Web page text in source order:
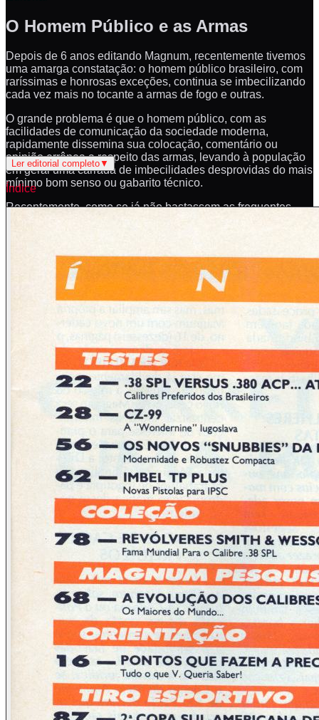
O Homem Público e as Armas
Depois de 6 anos editando Magnum, recentemente tivemos
uma amarga constatação: o homem público brasileiro, com
raríssimas e honrosas exceções, continua se imbecilizando
cada vez mais no tocante a armas de fogo e outras.
O grande problema é que o homem público, com as
facilidades de comunicação da sociedade moderna,
rapidamente dissemina sua colocação, comentário ou
opinião errônea a respeito das armas, levando à população
em geral uma carrada de imbecilidades desprovidas do mais
mínimo bom senso ou gabarito técnico.
Recentemente, como se já não bastassem as frequentes
de conceitos totalmente espúrios, também uma onda de
bestial sensacionalismo assaltou a televisão brasileira.
Estes homens públicos, políticos, jornalistas, apresentadores
de TV, autoridades, etc., de nosso país não podem ficar
impunes com relação aos comentários imbecilóides e teses
absurdas que tentam impingir à sociedade. Pela absoluta
falta de gabarito com que fazem seus comentários, sem a
mínima base técnica, e por sua postura que não admite
opiniões contrárias, aqueles que têm alguma luz de
inteligência já poderão entrever o grande tipo de enroladores
que devem ser em sua real profissão. Sem dúvida, e nisto
são mesmo mestres, manejam muito bem a fluência verbal, a
gesticulação televisiva e sempre apresentam pseudo-
argumentos a favor de suas ideias doentias. Mas somente os
totalmente desavisados caem nessas infantis artimanhas.
Hoje em dia é necessário mais, pois as pessoas já não são
tão puras e influenciáveis como eles imaginam.
Em todo caso, a título de maiores esclarecimentos, aqui vão
algumas contraposições às mais recentes imbecilidades dos
homens públicos do Brasil no tocante a armas, isto servindo
para que nossos leitores também divulguem e tomem
consciência de quem são os imbecis dessa área.
O ex-candidato a presidente da república Enéas: o quer-
falar-bonito-e-barbudo aprendiz de político do 3º mundo em
seu rapidíssimo, como não poderia deixar de ser, segmento
do programa de TV “Aqui Agora”, SBT, diariamente às 18:30,
recentemente declarou-se contra todas as armas de fogo,
externando a doentia ideia de proibir sua fabricação.
Certamente alguém esqueceu de informar ao falso
democrata que ele não tinha um programa na TV estatal da
des-União Soviética, mas por aí já podemos julgar os
perigos que se corre caso tal tipo venha a galgar a
anteriormente pretendida posição política. Não votem nele e
passem o comentário adiante, por favor.
Ler editorial completo▼
Índice